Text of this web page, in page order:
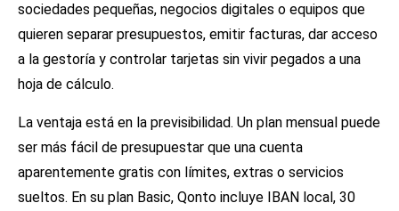
sociedades pequeñas, negocios digitales o equipos que
quieren separar presupuestos, emitir facturas, dar acceso
a la gestoría y controlar tarjetas sin vivir pegados a una
hoja de cálculo.
La ventaja está en la previsibilidad. Un plan mensual puede
ser más fácil de presupuestar que una cuenta
aparentemente gratis con límites, extras o servicios
sueltos. En su plan Basic, Qonto incluye IBAN local, 30